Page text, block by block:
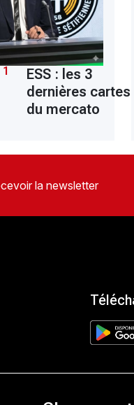
ESS : les 3
dernières cartes
du mercato
la newsletter